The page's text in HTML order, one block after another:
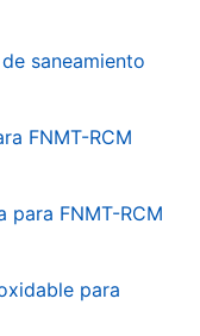
saneamiento
FNMT-RCM
para FNMT-RCM
para